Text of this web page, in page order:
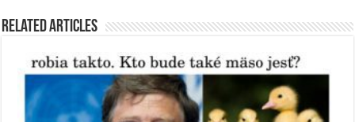
Related Articles